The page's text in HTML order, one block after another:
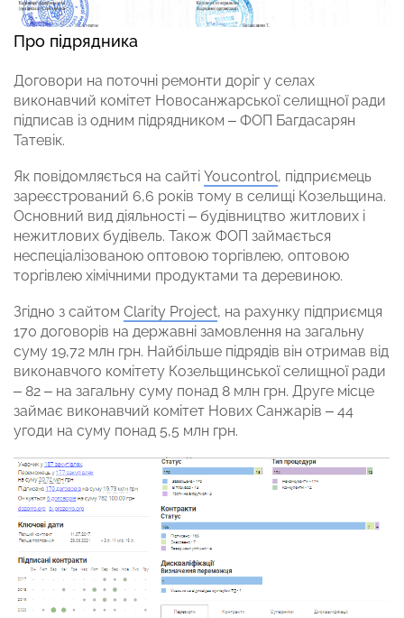
Про підрядника
Договори на поточні ремонти доріг у селах
виконавчий комітет Новосанжарської селищної ради
підписав із одним підрядником – ФОП Багдасарян
Татевік.
Як повідомляється на сайті Youcontrol, підприємець
зареєстрований 6,6 років тому в селищі Козельщина.
Основний вид діяльності – будівництво житлових і
нежитлових будівель. Також ФОП займається
неспеціалізованою оптовою торгівлею, оптовою
торгівлею хімічними продуктами та деревиною.
Згідно з сайтом Clarity Project, на рахунку підприємця
170 договорів на державні замовлення на загальну
суму 19,72 млн грн. Найбільше підрядів він отримав від
виконавчого комітету Козельщинської селищної ради
– 82 – на загальну суму понад 8 млн грн. Друге місце
займає виконавчий комітет Нових Санжарів – 44
угоди на суму понад 5,5 млн грн.